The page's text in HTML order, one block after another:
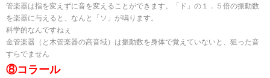
管楽器は指を変えずに音を変えることができます。「ド」の１．５倍の振動数
を楽器に与えると、なんと「ソ」が鳴ります。
科学的なんですねぇ
金管楽器（と木管楽器の高音域）は振動数を身体で覚えていないと、狙った音
すらでません
⑧コラール